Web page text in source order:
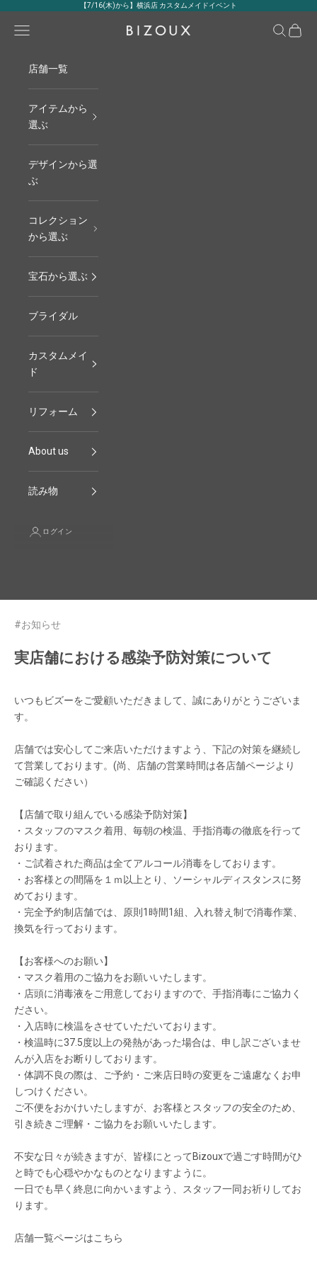
コンテンツへスキップ【7/16(木)から】横浜店 カスタムメイドイベント
BIZOUX｜ビズー公式
メニュー 検索カート
店舗一覧
アイテムから
選ぶ
デザインから選
ぶ
コレクション
から選ぶ
宝石から選ぶ
ブライダル
カスタムメイ
ド
リフォーム
About us
読み物
ログイン
#お知らせ
実店舗における感染予防対策について
いつもビズーをご愛顧いただきまして、誠にありがとうございま
す。
店舗では安心してご来店いただけますよう、下記の対策を継続し
て営業しております。(尚、店舗の営業時間は各店舗ページより
ご確認ください）
【店舗で取り組んでいる感染予防対策】
・スタッフのマスク着用、毎朝の検温、手指消毒の徹底を行って
おります。
・ご試着された商品は全てアルコール消毒をしております。
・お客様との間隔を１ｍ以上とり、ソーシャルディスタンスに努
めております。
・完全予約制店舗では、原則1時間1組、入れ替え制で消毒作業、
換気を行っております。
【お客様へのお願い】
・マスク着用のご協力をお願いいたします。
・店頭に消毒液をご用意しておりますので、手指消毒にご協力く
ださい。
・入店時に検温をさせていただいております。
・検温時に37.5度以上の発熱があった場合は、申し訳ございませ
んが入店をお断りしております。
・体調不良の際は、ご予約・ご来店日時の変更をご遠慮なくお申
しつけください。
ご不便をおかけいたしますが、お客様とスタッフの安全のため、
引き続きご理解・ご協力をお願いいたします。
不安な日々が続きますが、皆様にとってBizouxで過ごす時間がひ
と時でも心穏やかなものとなりますように。
一日でも早く終息に向かいますよう、スタッフ一同お祈りしてお
ります。
店舗一覧ページはこちら